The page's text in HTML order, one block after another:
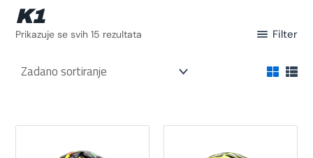
K1
Prikazuje se svih 15 rezultata Filter